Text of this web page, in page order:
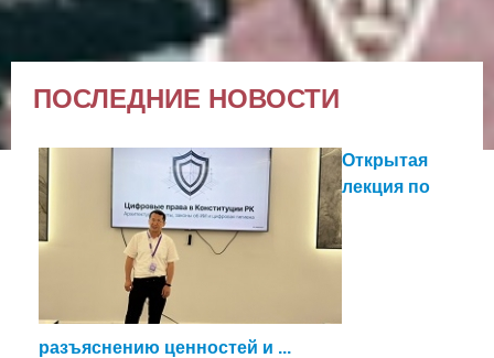
ПОСЛЕДНИЕ НОВОСТИ
Открытая
лекция по
разъяснению ценностей и ...